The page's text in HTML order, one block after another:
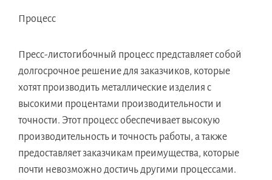
Процесс
Пресс-листогибочный процесс представляет собой
долгосрочное решение для заказчиков, которые
хотят производить металлические изделия с
высокими процентами производительности и
точности. Этот процесс обеспечивает высокую
производительность и точность работы, а также
предоставляет заказчикам преимущества, которые
почти невозможно достичь другими процессами.